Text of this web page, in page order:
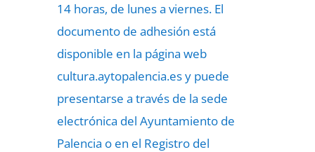
14 horas, de lunes a viernes. El
documento de adhesión está
disponible en la página web
cultura.aytopalencia.es y puede
presentarse a través de la sede
electrónica del Ayuntamiento de
Palencia o en el Registro del